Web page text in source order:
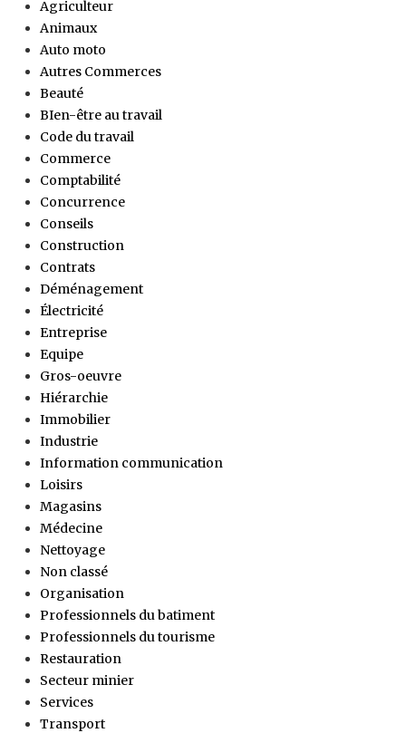
Agriculteur
Animaux
Auto moto
Autres Commerces
Beauté
BIen-être au travail
Code du travail
Commerce
Comptabilité
Concurrence
Conseils
Construction
Contrats
Déménagement
Électricité
Entreprise
Equipe
Gros-oeuvre
Hiérarchie
Immobilier
Industrie
Information communication
Loisirs
Magasins
Médecine
Nettoyage
Non classé
Organisation
Professionnels du batiment
Professionnels du tourisme
Restauration
Secteur minier
Services
Transport